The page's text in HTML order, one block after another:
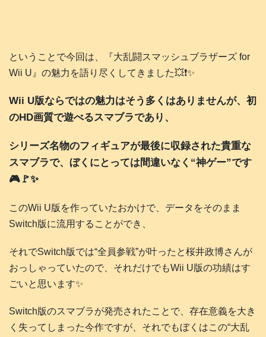
ということで今回は、『大乱闘スマッシュブラザーズ for
Wii U』の魅力を語り尽くしてきました💥❗️✨
Wii U版ならではの魅力はそう多くはありませんが、初
のHD画質で遊べるスマブラであり、
シリーズ名物のフィギュアが最後に収録された貴重な
スマブラで、ぼくにとっては間違いなく“神ゲー”です
🎮️🚩✨
このWii U版を作っていたおかけで、データをそのまま
Switch版に流用することができ、
それでSwitch版では“全員参戦”が叶ったと桜井政博さんが
おっしゃっていたので、それだけでもWii U版の功績はす
ごいと思います✨
Switch版のスマブラが発売されたことで、存在意義を大き
く失ってしまった今作ですが、それでもぼくはこの“大乱